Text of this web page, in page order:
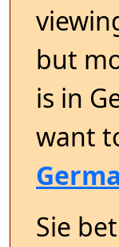
but
is in
want
Sie